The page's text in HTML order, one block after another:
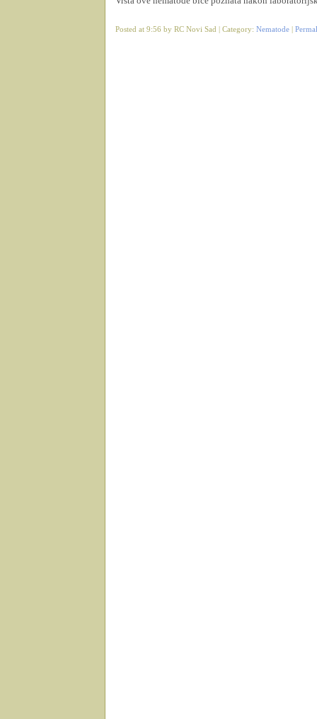
Posted at 9:56 by RC Novi Sad | Category: Nematode